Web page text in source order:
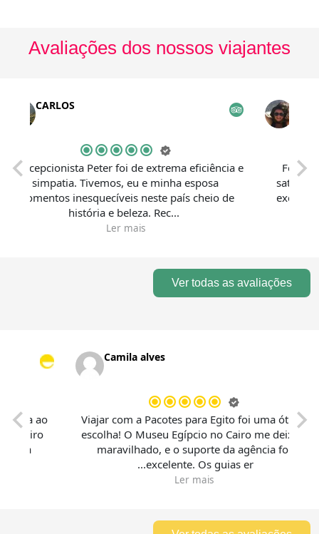
Avaliações dos nossos viajantes
CARLOS
Peter foi de extrema eficiência e
simpatia. Tivemos, eu e minha esposa
inesquecíveis neste país cheio de
história e beleza. Rec...
Ler mais
Cristina P
Fechamos o
satisfeitos
excelentes
Ver todas as avaliações
Camila alves
Viajar com a Pacotes para Egito foi uma
escolha! O Museu Egípcio no Cairo me
maravilhado, e o suporte da agência
excelente. Os guias er...
Ler mais
fantástica ao
e o cruzeiro
da minha